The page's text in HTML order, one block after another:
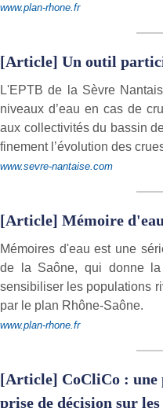
www.plan-rhone.fr
[Article] Un outil
L'EPTB de la Sèvre
niveaux d’eau en cas de
aux collectivités du bassin
finement l’évolution des
www.sevre-nantaise.com
[Article] Mémoire
Mémoires d'eau est une
de la Saône, qui donne
sensibiliser les populations
par le plan Rhône-Saône.
www.plan-rhone.fr
[Article] CoCliCo : une
prise de décision sur